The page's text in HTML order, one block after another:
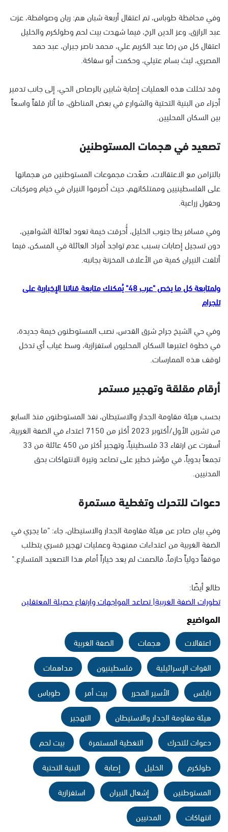
وفي محافظة طوباس، تم اعتقال أربعة شبان هم: ريان وصوافطة، عزت
عبد الرازق، وعز الدين الرخ، فيما شهدت بيت لحم وطولكرم والخليل
اعتقال كل من رضا عبد الكريم علي، محمد ناصر جبران، عبد حمد
المصري، ليث بسام عتيلي، وحكمت أبو سفاكة.
وقد تخللت هذه العمليات إصابة شابين بالرصاص الحي، إلى جانب تدمير
أجزاء من البنية التحتية والشوارع في بعض المناطق، ما أثار قلقاً واسعاً
بين السكان المحليين.
تصعيد في هجمات المستوطنين
بالتزامن مع الاعتقالات، صعّدت مجموعات المستوطنين من هجماتها
على الفلسطينيين وممتلكاتهم، حيث أضرموا النيران في خيام ومركبات
وحقول زراعية.
وفي مسافر يطا جنوب الخليل، أُحرقت خيمة تعود لعائلة الشواهين،
دون تسجيل إصابات بسبب عدم تواجد أفراد العائلة في المسكن، فيما
أتلفت النيران كمية من الأعلاف المخزنة بجانبه.
ولمتابعة كل ما يخص "عرب 48" يُمكنك متابعة قناتنا الإخبارية على
تلجرام
وفي حي الشيخ جراح شرق القدس، نصب المستوطنون خيمة جديدة،
في خطوة اعتبرها السكان المحليون استفزازية، وسط غياب أي تدخل
لوقف هذه الممارسات.
أرقام مقلقة وتهجير مستمر
بحسب هيئة مقاومة الجدار والاستيطان، نفذ المستوطنون منذ السابع
من تشرين الأول/أكتوبر 2023 أكثر من 7150 اعتداء في الضفة الغربية،
أسفرت عن ارتقاء 33 فلسطينياً، وتهجير أكثر من 450 عائلة من 33
تجمعاً بدوياً، في مؤشر خطير على تصاعد وتيرة الانتهاكات بحق
المدنيين.
دعوات للتحرك وتغطية مستمرة
وفي بيان صادر عن هيئة مقاومة الجدار والاستيطان، جاء: "ما يجري في
الضفة الغربية من اعتداءات ممنهجة وعمليات تهجير قسري يتطلب
موقفاً دولياً حازماً، فالصمت لم يعد خياراً أمام هذا التصعيد المتسارع."
طالع أيضًا:
تطورات الضفة الغربية| تصاعد المواجهات وارتفاع حصيلة المعتقلين
المواضيع
اعتقالات هجمات
الضفة الغربية
القوات الإسرائيلية
فلسطينيون
مداهمات
نابلس
الأسير المحرر بيت أمر
طوباس
هيئة مقاومة الجدار والاستيطان
التهجير
دعوات للتحرك
التغطية المستمرة
بيت لحم
طولكرم
الخليل إصابة
البنية التحتية
المستوطنين
إشعال النيران
استفزازية
انتهاكات
المدنيين